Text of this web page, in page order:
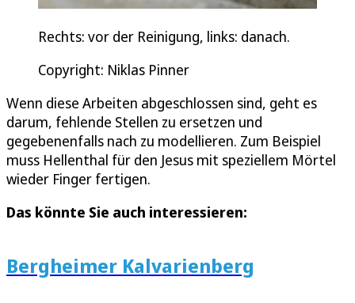
Rechts: vor der Reinigung, links: danach.
Copyright: Niklas Pinner
Wenn diese Arbeiten abgeschlossen sind, geht es
darum, fehlende Stellen zu ersetzen und
gegebenenfalls nach zu modellieren. Zum Beispiel
muss Hellenthal für den Jesus mit speziellem Mörtel
wieder Finger fertigen.
Das könnte Sie auch interessieren:
Bergheimer Kalvarienberg